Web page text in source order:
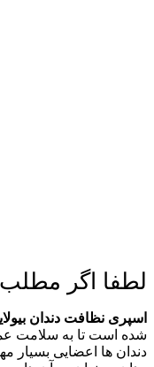
لطفا اگر مطلب
اسپری نظافت دندان
شده است تا به سلامت
دندان ها اعضایی بسیار